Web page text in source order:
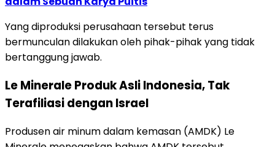
Yang diproduksi perusahaan tersebut terus
bermunculan dilakukan oleh pihak-pihak yang tidak
bertanggung jawab.
Le Minerale Produk Asli Indonesia, Tak
Terafiliasi dengan Israel
Produsen air minum dalam kemasan (AMDK) Le